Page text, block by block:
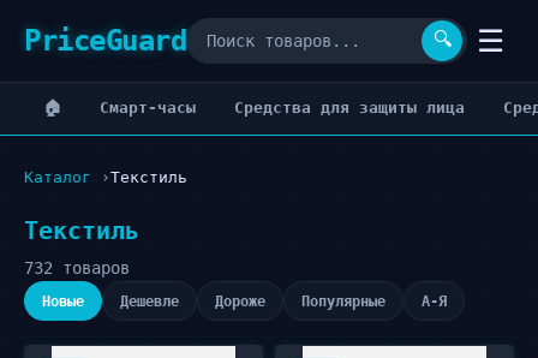
PriceGuard 🔍 ☰
🏠 Cмарт-часы Cредства для защиты лица
Каталог Текстиль
Текстиль
732 товаров
Новые Дешевле Дороже Популярные А-Я